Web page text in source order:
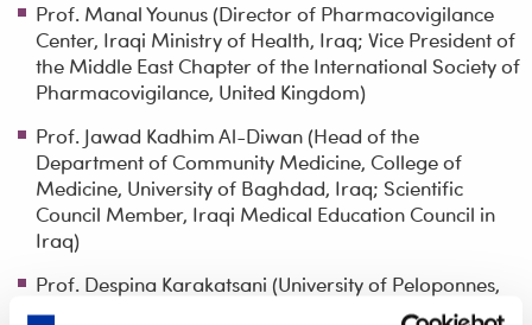
Prof. Manal Younus (Director of Pharmacovigilance
Center, Iraqi Ministry of Health, Iraq; Vice President of
the Middle East Chapter of the International Society of
Pharmacovigilance, United Kingdom)
Prof. Jawad Kadhim Al-Diwan (Head of the
Department of Community Medicine, College of
Medicine, University of Baghdad, Iraq; Scientific
Council Member, Iraqi Medical Education Council in
Iraq)
Prof. Despina Karakatsani (University of Peloponnes,
Greece)